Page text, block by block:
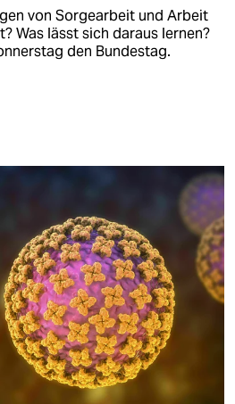
von Sorgearbeit und Arbeit
Was lässt sich daraus lernen?
den Bundestag.